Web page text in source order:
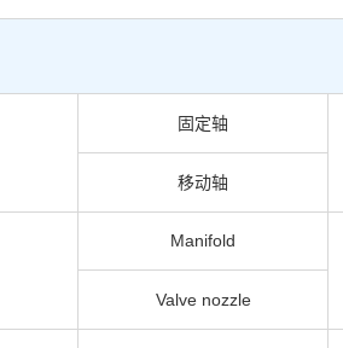
固定轴
移动轴
Manifold
Valve nozzle